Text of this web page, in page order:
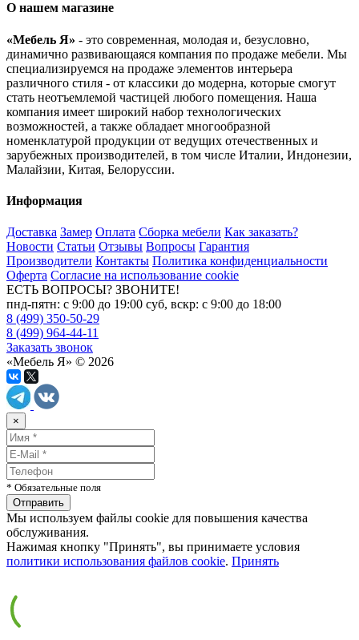
О нашем магазине
«Мебель Я» - это современная, молодая и, безусловно,
динамично развивающаяся компания по продаже мебели. Мы
специализируемся на продаже элементов интерьера
различного стиля - от классики до модерна, которые смогут
стать неотъемлемой частицей любого помещения. Наша
компания имеет широкий набор технологических
возможностей, а также обладает многообразной
номенклатурой продукции от ведущих отечественных и
зарубежных производителей, в том числе Италии, Индонезии,
Малайзии, Китая, Белоруссии.
Информация
Доставка Замер Оплата Сборка мебели Как заказать?
Новости Статьи Отзывы Вопросы Гарантия
Производители Контакты Политика конфиденциальности
Оферта Согласие на использование cookie
ЕСТЬ ВОПРОСЫ? ЗВОНИТЕ!
пнд-пятн: с 9:00 до 19:00 суб, вскр: с 9:00 до 18:00
8 (499) 350-50-29
8 (499) 964-44-11
Заказать звонок
«Мебель Я» © 2026
×
* Обязательные поля
Мы используем файлы cookie для повышения качества
обслуживания.
Нажимая кнопку "Принять", вы принимаете условия
политики использования файлов cookie. Принять